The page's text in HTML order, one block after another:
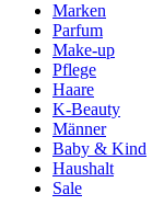
Marken
Parfum
Make-up
Pflege
Haare
K-Beauty
Männer
Baby & Kind
Haushalt
Sale